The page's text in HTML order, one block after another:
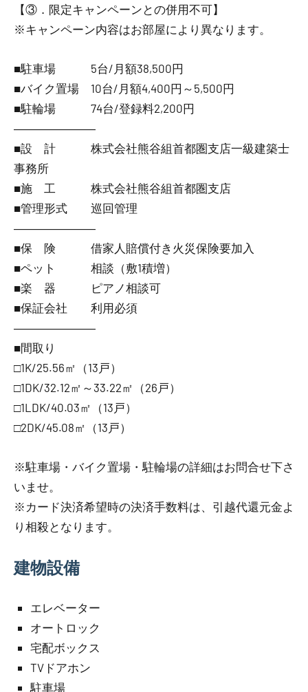
【③．限定キャンペーンとの併用不可】
※キャンペーン内容はお部屋により異なります。
■駐車場 5台/月額38,500円
■バイク置場 10台/月額4,400円～5,500円
■駐輪場 74台/登録料2,200円
―――――――
■設 計 株式会社熊谷組首都圏支店一級建築士
事務所
■施 工 株式会社熊谷組首都圏支店
■管理形式 巡回管理
―――――――
■保 険 借家人賠償付き火災保険要加入
■ペット 相談（敷1積増）
■楽 器 ピアノ相談可
■保証会社 利用必須
―――――――
■間取り
□1K/25.56㎡（13戸）
□1DK/32.12㎡～33.22㎡（26戸）
□1LDK/40.03㎡（13戸）
□2DK/45.08㎡（13戸）
※駐車場・バイク置場・駐輪場の詳細はお問合せ下さ
いませ。
※カード決済希望時の決済手数料は、引越代還元金よ
り相殺となります。
建物設備
エレベーター
オートロック
宅配ボックス
TVドアホン
駐車場